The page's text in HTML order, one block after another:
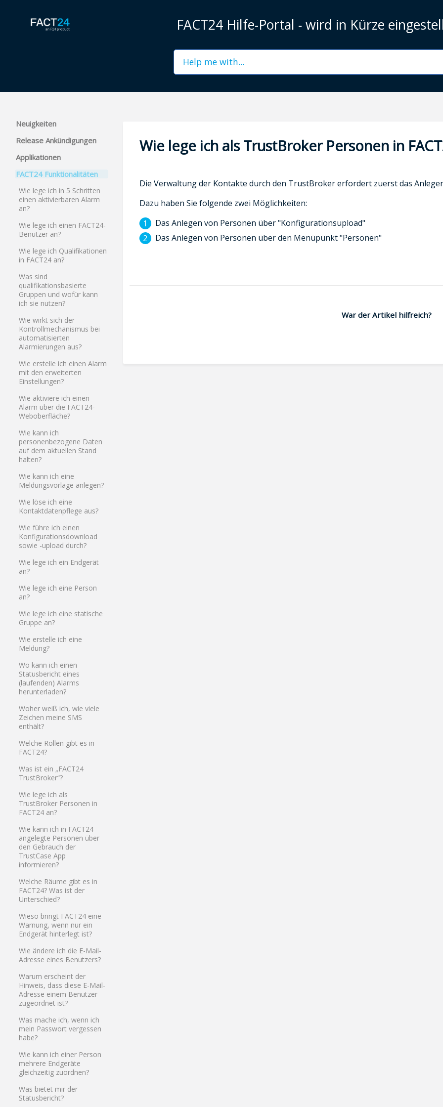
FACT24 Hilfe-Portal - wird in Kürze
Neuigkeiten
Release Ankündigungen
Applikationen
FACT24 Funktionalitäten
Wie lege ich in 5 Schritten
einen aktivierbaren Alarm
an?
Wie lege ich einen FACT24-
Benutzer an?
Wie lege ich Qualifikationen
in FACT24 an?
Was sind
qualifikationsbasierte
Gruppen und wofür kann
ich sie nutzen?
Wie wirkt sich der
Kontrollmechanismus bei
automatisierten
Alarmierungen aus?
Wie erstelle ich einen Alarm
mit den erweiterten
Einstellungen?
Wie aktiviere ich einen
Alarm über die FACT24-
Weboberfläche?
Wie kann ich
personenbezogene Daten
auf dem aktuellen Stand
halten?
Wie kann ich eine
Meldungsvorlage anlegen?
Wie löse ich eine
Kontaktdatenpflege aus?
Wie führe ich einen
Konfigurationsdownload
sowie -upload durch?
Wie lege ich ein Endgerät
an?
Wie lege ich eine Person
an?
Wie lege ich eine statische
Gruppe an?
Wie erstelle ich eine
Meldung?
Wo kann ich einen
Statusbericht eines
(laufenden) Alarms
herunterladen?
Woher weiß ich, wie viele
Zeichen meine SMS
enthält?
Welche Rollen gibt es in
FACT24?
Was ist ein „FACT24
TrustBroker“?
Wie lege ich als
TrustBroker Personen in
FACT24 an?
Wie kann ich in FACT24
angelegte Personen über
den Gebrauch der
TrustCase App
informieren?
Welche Räume gibt es in
FACT24? Was ist der
Unterschied?
Wieso bringt FACT24 eine
Warnung, wenn nur ein
Endgerät hinterlegt ist?
Wie ändere ich die E-Mail-
Adresse eines Benutzers?
Warum erscheint der
Hinweis, dass diese E-Mail-
Adresse einem Benutzer
zugeordnet ist?
Was mache ich, wenn ich
mein Passwort vergessen
habe?
Wie kann ich einer Person
mehrere Endgeräte
gleichzeitig zuordnen?
Was bietet mir der
Statusbericht?
Wie lege ich als TrustBroker Personen in
Die Verwaltung der Kontakte durch den TrustBroker erfordert zuerst das
Dazu haben Sie folgende zwei Möglichkeiten:
Das Anlegen von Personen über "Konfigurationsupload"
Das Anlegen von Personen über den Menüpunkt "Personen"
War der Artikel hilfreich?